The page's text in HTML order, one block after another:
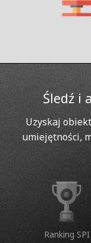
Śledź i
Uzyskaj
umiejętności,
Ranking SPI